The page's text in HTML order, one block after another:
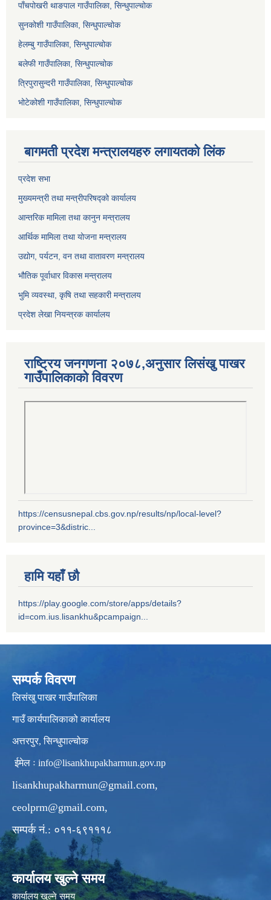
पाँचपोखरी थाङपाल गाउँपालिका, सिन्धुपाल्चोक
सुनकोशी गाउँपालिका, सिन्धुपाल्चोक
हेलम्बु गाउँपालिका, सिन्धुपाल्चोक
बलेफी गाउँपालिका, सिन्धुपाल्चोक
त्रिपुरासुन्दरी गाउँपालिका, सिन्धुपाल्चोक
भोटेकोशी गाउँपालिका, सिन्धुपाल्चोक
बागमती प्रदेश मन्त्रालयहरु लगायतको लिंक
प्रदेश सभा
मुख्यमन्त्री तथा मन्त्रीपरिषद्को कार्यालय
आन्तरिक मामिला तथा कानुन मन्त्रालय
आर्थिक मामिला तथा योजना मन्त्रालय
उद्योग, पर्यटन, वन तथा वातावरण मन्त्रालय
भौतिक पूर्वाधार विकास मन्त्रालय
भुमि व्यवस्था, कृषि तथा सहकारी मन्त्रालय
प्रदेश लेखा नियन्त्रक कार्यालय
राष्ट्रिय जनगणना २०७८,अनुसार लिसंखु पाखर
गाउँपालिकाको विवरण
https://censusnepal.cbs.gov.np/results/np/local-level?
province=3&distric...
हामि यहाँ छौ
https://play.google.com/store/apps/details?
id=com.ius.lisankhu&pcampaign...
सम्पर्क विवरण
लिसंखु पाखर गाउँपालिका
गाउँ कार्यपालिकाको कार्यालय
अत्तरपुर, सिन्धुपाल्चोक
ईमेल ः info@lisankhupakharmun.gov.np
lisankhupakharmun@gmail.com,
ceolprm@gmail.com,
सम्पर्क नं.: ०११-६९१११८
कार्यालय खुल्ने समय
कार्यालय खुल्ने समय